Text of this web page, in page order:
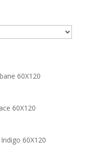
60X120
60X120
60X120